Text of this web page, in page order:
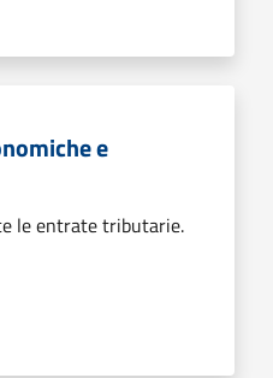
e
le entrate tributarie.